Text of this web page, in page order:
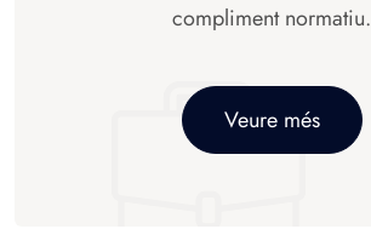
compliment normatiu.
Veure més